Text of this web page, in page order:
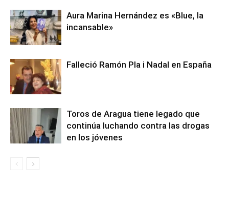
Aura Marina Hernández es «Blue, la
incansable»
Falleció Ramón Pla i Nadal en España
Toros de Aragua tiene legado que
continúa luchando contra las drogas
en los jóvenes